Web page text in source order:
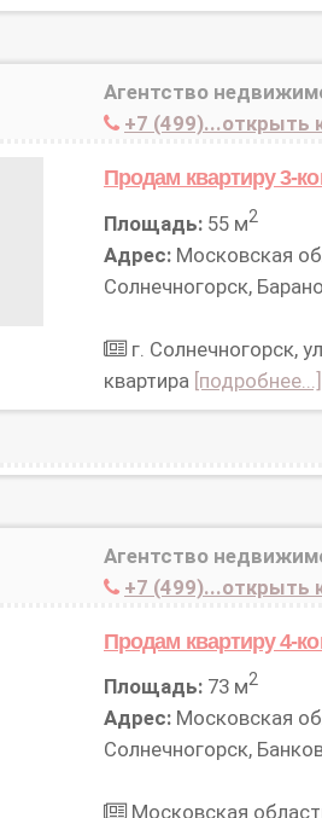
Агентство
+7 (499)...открыть
Продам квартиру 3-
Площадь:55 м2
Адрес:Московская
Солнечногорск,
г. Солнечногорск,
квартира [подробнее...]
Агентство
+7 (499)...открыть
Продам квартиру 4-
Площадь:73 м2
Адрес:Московская
Солнечногорск,
Московская